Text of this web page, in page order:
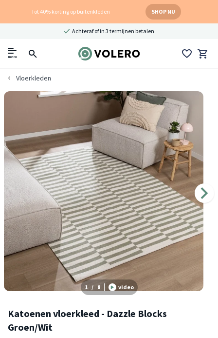
Tot 40% korting op buitenkleden SHOP NU
Achteraf of in 3 termijnen betalen
menu
Vloerkleden
1 / 8 video
Katoenen vloerkleed - Dazzle Blocks
Groen/Wit